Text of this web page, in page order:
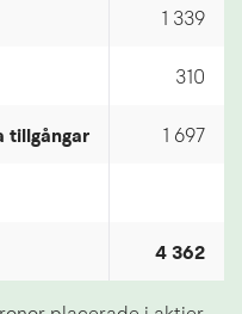
1 339
310
tillgångar 1 697
4 362